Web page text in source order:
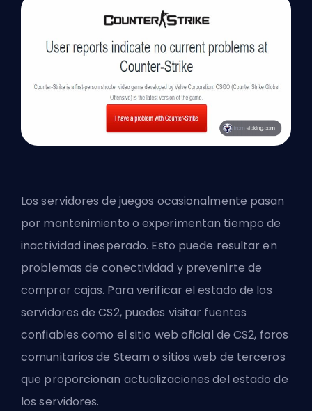
Los servidores de juegos ocasionalmente pasan
por mantenimiento o experimentan tiempo de
inactividad inesperado. Esto puede resultar en
problemas de conectividad y prevenirte de
comprar cajas. Para verificar el estado de los
servidores de CS2, puedes visitar fuentes
confiables como el sitio web oficial de CS2, foros
comunitarios de Steam o sitios web de terceros
que proporcionan actualizaciones del estado de
los servidores.